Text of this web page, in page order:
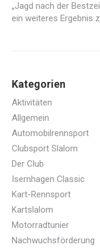
„Jagd nach der
ein weiteres Ergebnis
Kategorien
Aktivitäten
Allgemein
Automobilrennsport
Clubsport Slalom
Der Club
Isernhagen Classic
Kart-Rennsport
Kartslalom
Motorradtunier
Nachwuchsförderung